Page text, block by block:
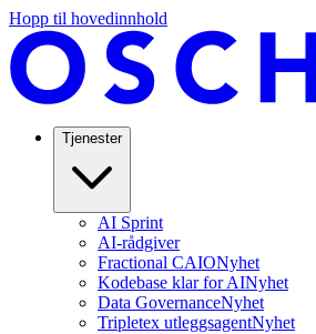
Hopp til hovedinnhold
Tjenester
AI Sprint
AI-rådgiver
Fractional CAIONyhet
Kodebase klar for AINyhet
Data GovernanceNyhet
Tripletex utleggsagentNyhet